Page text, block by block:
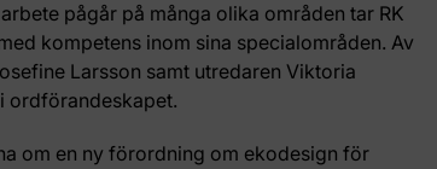
pågår på många olika områden tar RK
kompetens inom sina specialområden. Av
Larsson samt utredaren Viktoria
ordförandeskapet.
om en ny förordning om ekodesign för